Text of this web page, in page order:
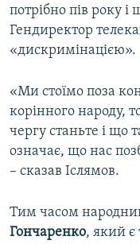
потрібно пів року і
Гендиректор
«дискримінацією».
«Ми стоїмо поза
корінного народу,
чергу станьте і що
означає, що нас
– сказав Іслямов.
Тим часом
Гончаренко, який